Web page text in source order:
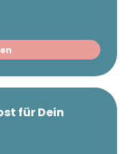
für Dein